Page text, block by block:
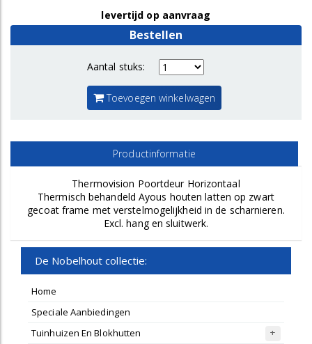
levertijd op aanvraag
Bestellen
Aantal stuks:
Toevoegen winkelwagen
Productinformatie
Thermovision Poortdeur Horizontaal
Thermisch behandeld Ayous houten latten op zwart
gecoat frame met verstelmogelijkheid in de scharnieren.
Excl. hang en sluitwerk.
De Nobelhout collectie:
Home
Speciale Aanbiedingen
Tuinhuizen En Blokhutten